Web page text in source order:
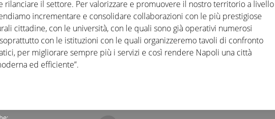
rilanciare il settore. Per valorizzare e promuovere il nostro territorio a livello
incrementare e consolidare collaborazioni con le più prestigiose
cittadine, con le università, con le quali sono già operativi numerosi
con le istituzioni con le quali organizzeremo tavoli di confronto
per migliorare sempre più i servizi e così rendere Napoli una città
ed efficiente”.